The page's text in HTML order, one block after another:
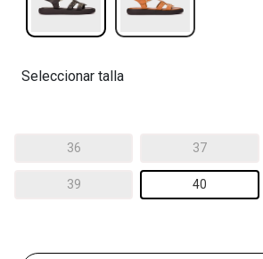
Seleccionar talla
36 37
39 40